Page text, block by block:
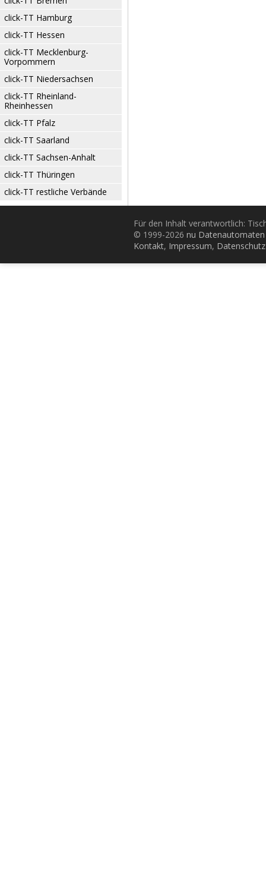
click-TT Hamburg
click-TT Hessen
click-TT Mecklenburg-
Vorpommern
click-TT Niedersachsen
click-TT Rheinland-
Rheinhessen
click-TT Pfalz
click-TT Saarland
click-TT Sachsen-Anhalt
click-TT Thüringen
click-TT restliche Verbände
Für den Inhalt verantwortlich:
© 1999-2026 nu
Kontakt, Impressum, Datenschutz